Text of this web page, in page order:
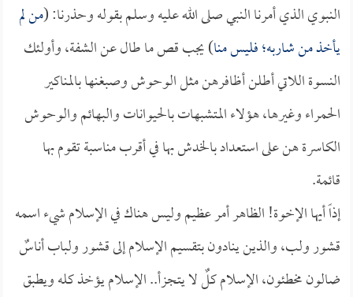
النبوي الذي أمرنا النبي صلى الله عليه وسلم بقوله وحذرنا: (من لم
يأخذ من شاربه؛ فليس منا) يجب قص ما طال عن الشفة، وأولئك
النسوة اللاتي أطلن أظافرهن مثل الوحوش وصبغنها بالمناكير
الحمراء وغيرها، هؤلاء المتشبهات بالحيوانات والبهائم والوحوش
الكاسرة هن على استعداد بالخدش بها في أقرب مناسبة تقوم بها
قائمة.
إذاً أيها الإخوة! الظاهر أمر عظيم وليس هناك في الإسلام شيء اسمه
قشور ولب، والذين ينادون بتقسيم الإسلام إلى قشور ولباب أناسٌ
ضالون مخطئون، الإسلام كلٌ لا يتجزأ.. الإسلام يؤخذ كله ويطبق